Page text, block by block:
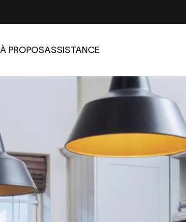
À PROPOSASSISTANCE